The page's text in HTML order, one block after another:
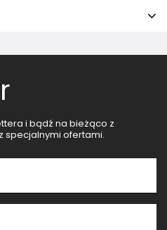
i bądź na bieżąco z
specjalnymi ofertami.